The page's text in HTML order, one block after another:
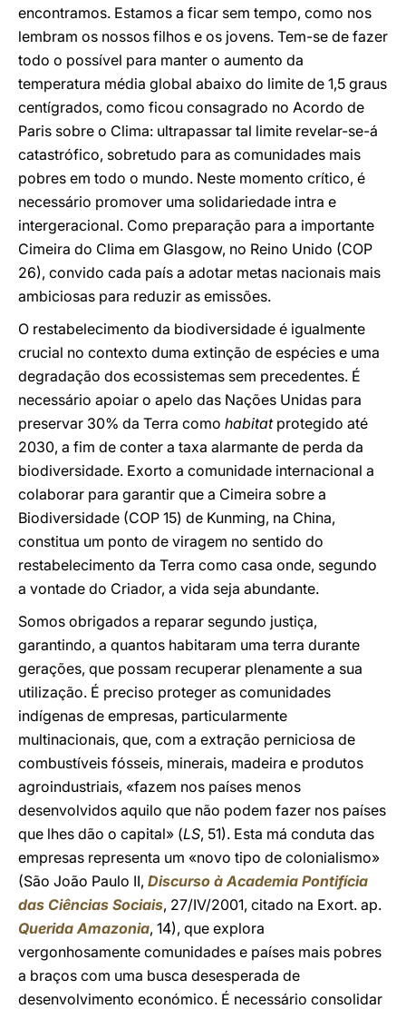
encontramos. Estamos a ficar sem tempo, como nos
lembram os nossos filhos e os jovens. Tem-se de fazer
todo o possível para manter o aumento da
temperatura média global abaixo do limite de 1,5 graus
centígrados, como ficou consagrado no Acordo de
Paris sobre o Clima: ultrapassar tal limite revelar-se-á
catastrófico, sobretudo para as comunidades mais
pobres em todo o mundo. Neste momento crítico, é
necessário promover uma solidariedade intra e
intergeracional. Como preparação para a importante
Cimeira do Clima em Glasgow, no Reino Unido (COP
26), convido cada país a adotar metas nacionais mais
ambiciosas para reduzir as emissões.
O restabelecimento da biodiversidade é igualmente
crucial no contexto duma extinção de espécies e uma
degradação dos ecossistemas sem precedentes. É
necessário apoiar o apelo das Nações Unidas para
preservar 30% da Terra como habitatprotegido até
2030, a fim de conter a taxa alarmante de perda da
biodiversidade. Exorto a comunidade internacional a
colaborar para garantir que a Cimeira sobre a
Biodiversidade (COP 15) de Kunming, na China,
constitua um ponto de viragem no sentido do
restabelecimento da Terra como casa onde, segundo
a vontade do Criador, a vida seja abundante.
Somos obrigados a reparar segundo justiça,
garantindo, a quantos habitaram uma terra durante
gerações, que possam recuperar plenamente a sua
utilização. É preciso proteger as comunidades
indígenas de empresas, particularmente
multinacionais, que, com a extração perniciosa de
combustíveis fósseis, minerais, madeira e produtos
agroindustriais, «fazem nos países menos
desenvolvidos aquilo que não podem fazer nos países
que lhes dão o capital» (LS, 51). Esta má conduta das
empresas representa um «novo tipo de colonialismo»
(São João Paulo II, Discurso à Academia Pontifícia
das Ciências Sociais, 27/IV/2001, citado na Exort. ap.
Querida Amazonia, 14), que explora
vergonhosamente comunidades e países mais pobres
a braços com uma busca desesperada de
desenvolvimento económico. É necessário consolidar